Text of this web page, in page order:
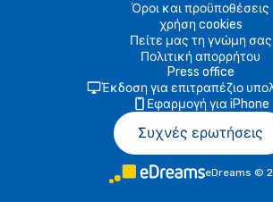
Όροι και προϋποθέσεις
χρήση cookies
Πείτε μας τη γνώμη σας
Πολιτική απορρήτου
Press office
Έκδοση για επιτραπέζιο
Εφαρμογή για iPhone
Συχνές ερωτήσεις
eDreams ©